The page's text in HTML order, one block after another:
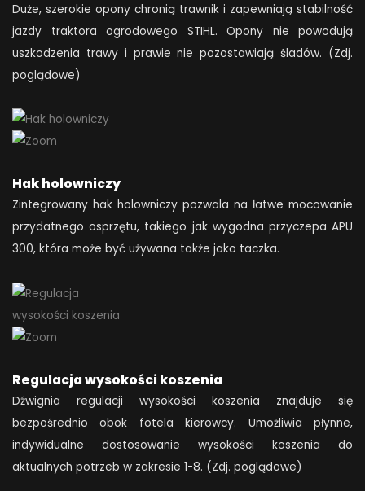
Duże, szerokie opony chronią trawnik i zapewniają stabilność
jazdy traktora ogrodowego STIHL. Opony nie powodują
uszkodzenia trawy i prawie nie pozostawiają śladów. (Zdj.
poglądowe)
Hak holowniczy
Zintegrowany hak holowniczy pozwala na łatwe mocowanie
przydatnego osprzętu, takiego jak wygodna przyczepa APU
300, która może być używana także jako taczka.
Regulacja wysokości koszenia
Dźwignia regulacji wysokości koszenia znajduje się
bezpośrednio obok fotela kierowcy. Umożliwia płynne,
indywidualne dostosowanie wysokości koszenia do
aktualnych potrzeb w zakresie 1-8. (Zdj. poglądowe)